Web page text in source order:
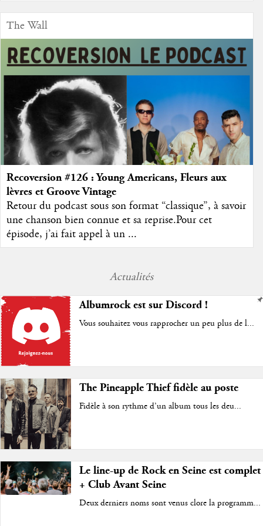
The Wall
Recoversion #126 : Young Americans, Fleurs aux
lèvres et Groove Vintage
Retour du podcast sous son format “classique”, à savoir
une chanson bien connue et sa reprise.Pour cet
épisode, j’ai fait appel à un ...
Actualités
Albumrock est sur Discord !
Vous souhaitez vous rapprocher un peu plus de l...
The Pineapple Thief fidèle au poste
Fidèle à son rythme d’un album tous les deu...
Le line-up de Rock en Seine est complet
+ Club Avant Seine
Deux derniers noms sont venus clore la programm...